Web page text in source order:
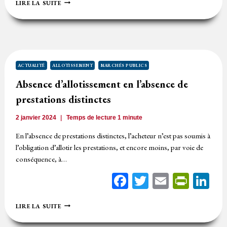
LIRE LA SUITE
MARCHÉ
DE
À
FONCTIONNELLE
QU’AU
DE
PAR
LOT
ACTUALITÉ ALLOTISSEMENT MARCHÉS PUBLICS
Absence d’allotissement en l’absence de
prestations distinctes
2 janvier 2024 Temps de lecture1 minute
En l’absence de prestations distinctes, l’acheteur n’est pas soumis à
l’obligation d’allotir les prestations, et encore moins, par voie de
conséquence, à…
Facebook
Twitter
Email
LIRE LA SUITEABSENCE
EN